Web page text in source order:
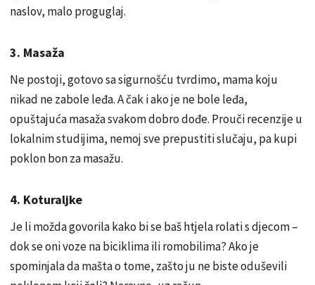
naslov, malo proguglaj.
3. Masaža
Ne postoji, gotovo sa sigurnošću tvrdimo, mama koju
nikad ne zabole leđa. A čak i ako je ne bole leđa,
opuštajuća masaža svakom dobro dođe. Prouči recenzije u
lokalnim studijima, nemoj sve prepustiti slučaju, pa kupi
poklon bon za masažu.
4. Koturaljke
Je li možda govorila kako bi se baš htjela rolati s djecom –
dok se oni voze na biciklima ili romobilima? Ako je
spominjala da mašta o tome, zašto ju ne biste oduševili